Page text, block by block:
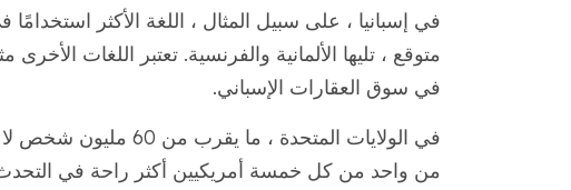
في إسبانيا ، على سبيل المثال ، اللغة الأكثر
متوقع ، تليها الألمانية والفرنسية. تعتبر اللغات
في سوق العقارات الإسباني.
في الولايات المتحدة ،
من واحد من كل خمسة أمريكيين أكثر راحة في التحدث